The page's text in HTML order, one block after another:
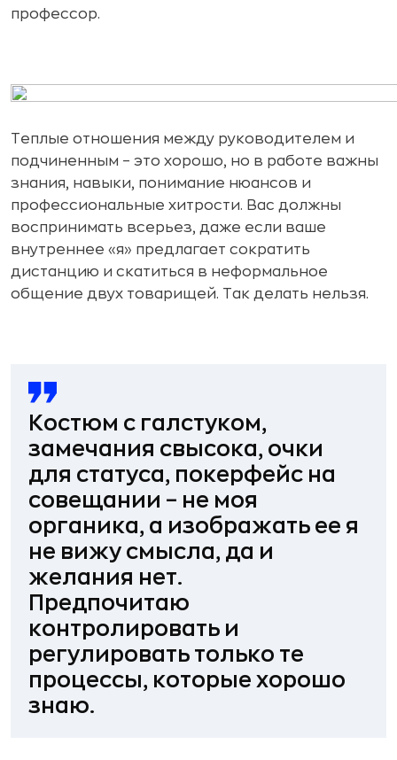
профессор.
Теплые отношения между руководителем и
подчиненным – это хорошо, но в работе важны
знания, навыки, понимание нюансов и
профессиональные хитрости. Вас должны
воспринимать всерьез, даже если ваше
внутреннее «я» предлагает сократить
дистанцию и скатиться в неформальное
общение двух товарищей. Так делать нельзя.
Костюм с галстуком,
замечания свысока, очки
для статуса, покерфейс на
совещании – не моя
органика, а изображать ее я
не вижу смысла, да и
желания нет.
Предпочитаю
контролировать и
регулировать только те
процессы, которые хорошо
знаю.